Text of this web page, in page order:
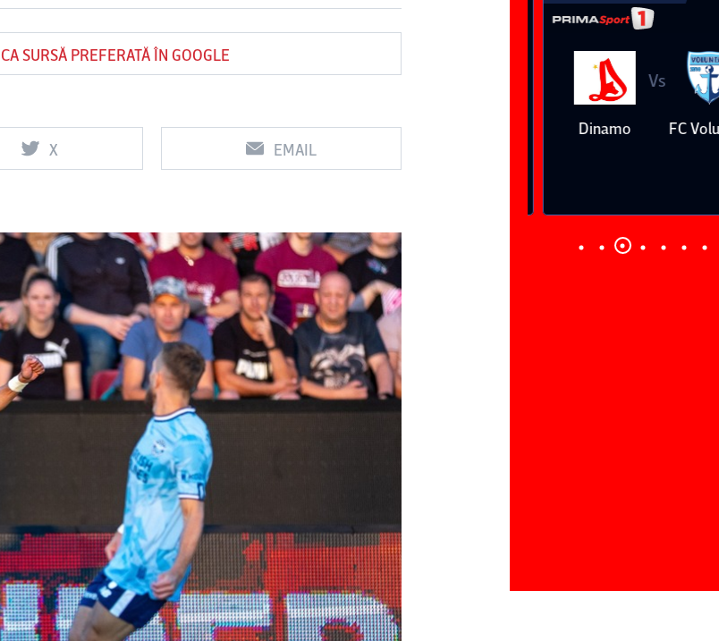
CA SURSĂ PREFERATĂ ÎN GOOGLE
X EMAIL
UTA Arad
0
Vs
Rapid
0
Farul
Vs
Dinamo
Vs
FC